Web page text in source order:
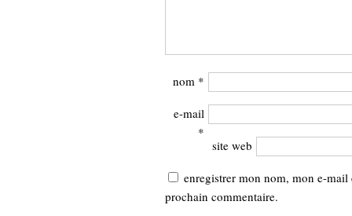
nom *
e-mail
*
site web
enregistrer mon nom, mon e-
prochain commentaire.